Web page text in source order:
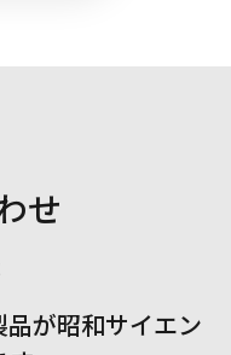
せ
品が昭和サイエン